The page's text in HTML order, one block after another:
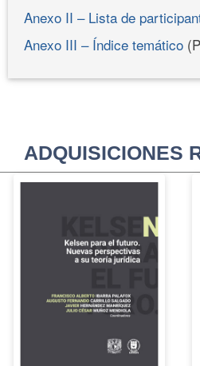
Anexo II – Lista de
Anexo III – Índice temático
ADQUISICIONES